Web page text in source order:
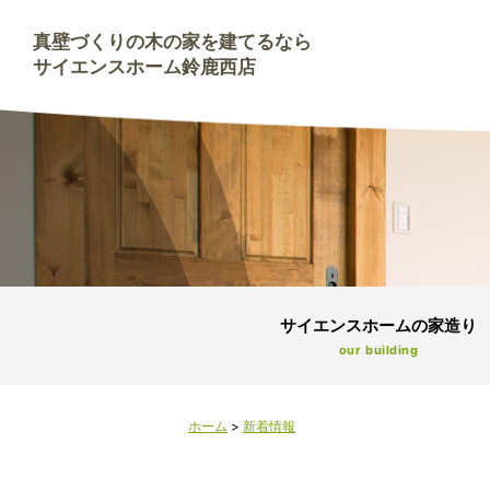
真壁づくりの木の家を建てるなら
サイエンスホーム鈴鹿西店
サイエンスホームの家造り
our building
ホーム > 新着情報